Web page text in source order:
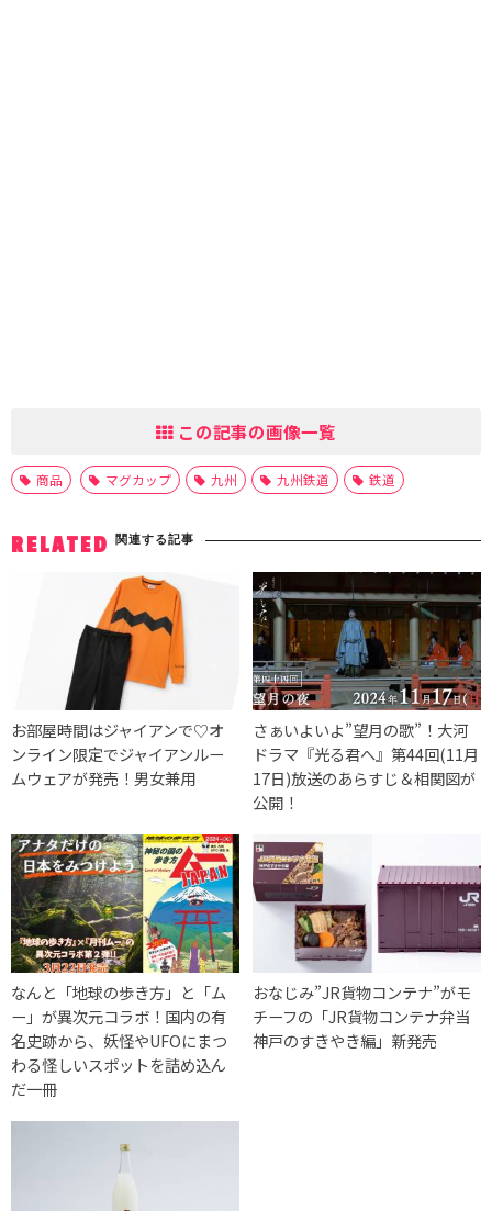
この記事の画像一覧
商品 マグカップ 九州 九州鉄道 鉄道
RELATED 関連する記事
お部屋時間はジャイアンで♡オ
ンライン限定でジャイアンルー
ムウェアが発売！男女兼用
さぁいよいよ”望月の歌”！大河
ドラマ『光る君へ』第44回(11月
17日)放送のあらすじ＆相関図が
公開！
なんと「地球の歩き方」と「ム
ー」が異次元コラボ！国内の有
名史跡から、妖怪やUFOにまつ
わる怪しいスポットを詰め込ん
だ一冊
おなじみ”JR貨物コンテナ”がモ
チーフの「JR貨物コンテナ弁当
神戸のすきやき編」新発売